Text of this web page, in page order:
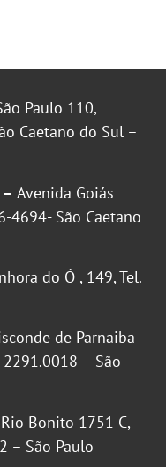
Paulo 110,
Caetano do Sul –
Avenida Goiás
4694- São Caetano
do Ó , 149, Tel.
de Parnaiba
– São
Bonito 1751 C,
– São Paulo